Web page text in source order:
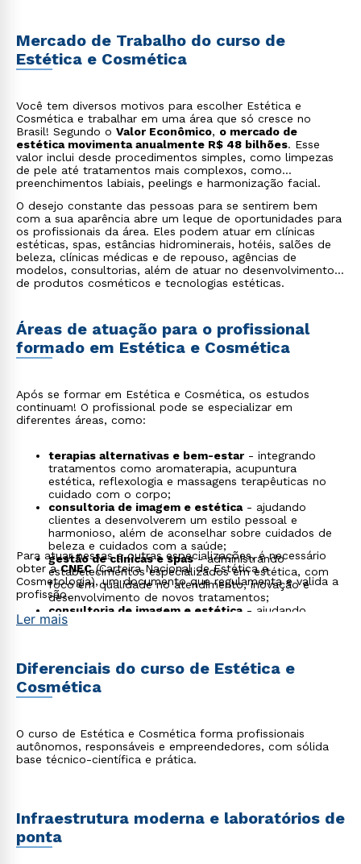
Mercado de Trabalho do curso de
Estética e Cosmética
Você tem diversos motivos para escolher Estética e
Cosmética e trabalhar em uma área que só cresce no
Brasil! Segundo o Valor Econômico, o mercado de
estética movimenta anualmente R$ 48 bilhões. Esse
valor inclui desde procedimentos simples, como limpezas
de pele até tratamentos mais complexos, como
preenchimentos labiais, peelings e harmonização facial.
O desejo constante das pessoas para se sentirem bem
com a sua aparência abre um leque de oportunidades para
os profissionais da área. Eles podem atuar em clínicas
estéticas, spas, estâncias hidrominerais, hotéis, salões de
beleza, clínicas médicas e de repouso, agências de
modelos, consultorias, além de atuar no desenvolvimento
de produtos cosméticos e tecnologias estéticas.
Áreas de atuação para o profissional
formado em Estética e Cosmética
Após se formar em Estética e Cosmética, os estudos
continuam! O profissional pode se especializar em
diferentes áreas, como:
terapias alternativas e bem-estar - integrando
tratamentos como aromaterapia, acupuntura
estética, reflexologia e massagens terapêuticas no
cuidado com o corpo;
consultoria de imagem e estética- ajudando
clientes a desenvolverem um estilo pessoal e
harmonioso, além de aconselhar sobre cuidados de
beleza e cuidados com a saúde;
gestão de clínicas e spas- administrando
estabelecimentos especializados em estética, com
foco em qualidade no atendimento, inovação e
desenvolvimento de novos tratamentos;
consultoria de imagem e estética - ajudando
clientes a desenvolverem um estilo pessoal e
harmonização facial
- especializando-se em
procedimentos estéticos para melhorar a simetria e
aparência facial, como preenchimentos, botox e
lifting não cirúrgico.
Para atuar nessas e outras especializações, é necessário
obter aCNEC(Carteira Nacional de Estética e
Cosmetologia), um documento que regulamenta e valida a
profissão.
Ler mais
Diferenciais do curso de Estética e
Cosmética
O curso de Estética e Cosmética forma profissionais
autônomos, responsáveis e empreendedores, com sólida
base técnico-científica e prática.
Infraestrutura moderna e laboratórios de
ponta